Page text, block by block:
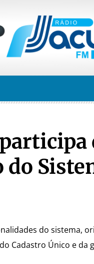
do
do sistema,
Cadastro Único e da